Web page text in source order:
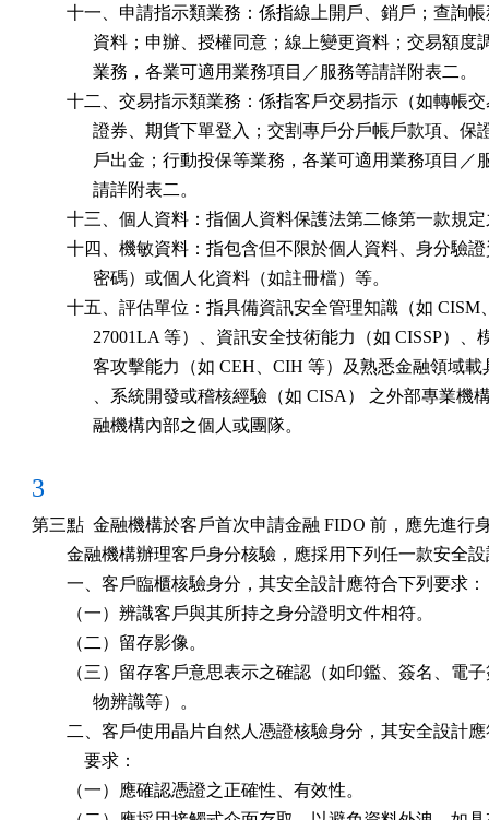
十一、申請指示類業務：係指線上開戶、銷戶；查詢
資料；申辦、授權同意；線上變更資料；交易額度
              業務，各業可適用業務項目／服務等請詳附表二。
十二、交易指示類業務：係指客戶交易指示（如轉帳
證券、期貨下單登入；交割專戶分戶帳戶款項、保
戶出金；行動投保等業務，各業可適用業務項目／
              請詳附表二。
十三、個人資料：指個人資料保護法第二條第一款規
十四、機敏資料：指包含但不限於個人資料、身分驗
              密碼）或個人化資料（如註冊檔）等。
十五、評估單位：指具備資訊安全管理知識（如 CISM
27001LA 等）、資訊安全技術能力（如 CISSP）、
客攻擊能力（如 CEH、CIH 等）及熟悉金融領域
、系統開發或稽核經驗（如 CISA） 之外部專業機
              融機構內部之個人或團隊。
3
第三點  金融機構於客戶首次申請金融 FIDO 前，應先進行
金融機構辦理客戶身分核驗，應採用下列任一款安全
        一、客戶臨櫃核驗身分，其安全設計應符合下列要求：
        （一）辨識客戶與其所持之身分證明文件相符。
        （二）留存影像。
（三）留存客戶意思表示之確認（如印鑑、簽名、電
              物辨識等）。
二、客戶使用晶片自然人憑證核驗身分，其安全設計
            要求：
        （一）應確認憑證之正確性、有效性。